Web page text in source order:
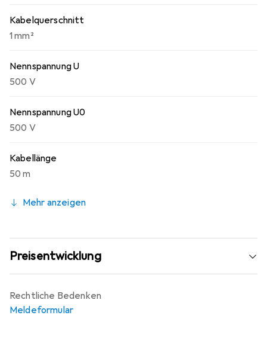
Kabelquerschnitt
1 mm²
Nennspannung U
500 V
Nennspannung U0
500 V
Kabellänge
50 m
Mehr anzeigen
Preisentwicklung
Rechtliche Bedenken
Meldeformular